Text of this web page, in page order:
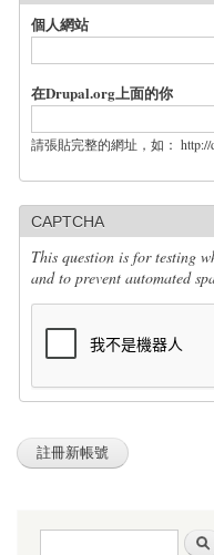
個人網站
在Drupal.org上面的你
請張貼完整
CAPTCHA
This question is for testing
and to prevent automated
搜尋表單